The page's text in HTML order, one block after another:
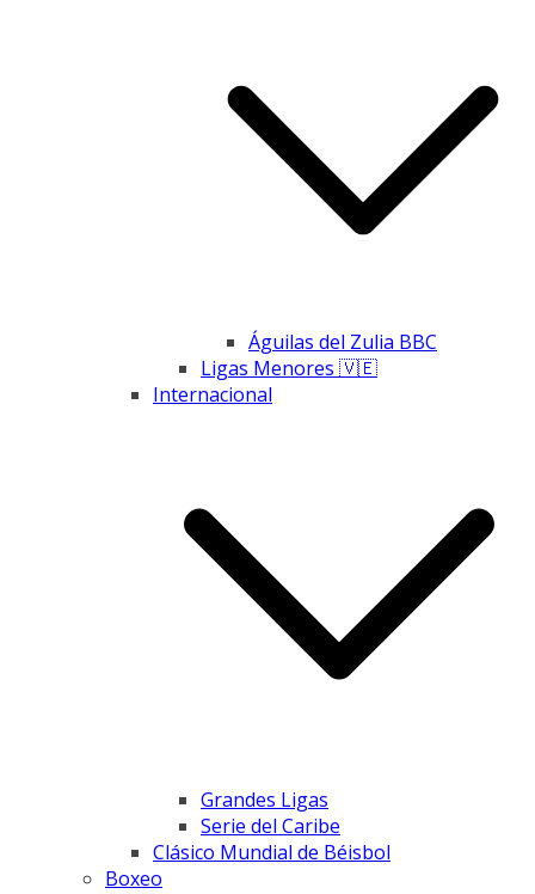
Águilas del Zulia BBC
Ligas Menores 🇻🇪
Internacional
Grandes Ligas
Serie del Caribe
Clásico Mundial de Béisbol
Boxeo